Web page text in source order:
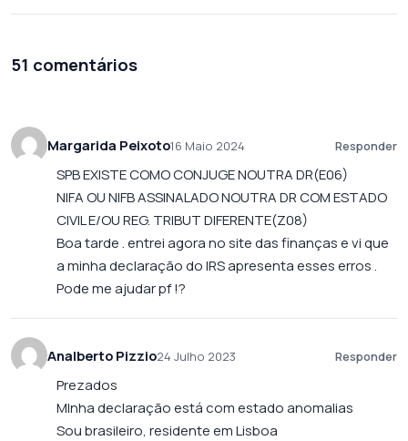
51 comentários
Margarida Peixoto16 Maio 2024 Responder
SPB EXISTE COMO CONJUGE NOUTRA DR(E06)
NIFA OU NIFB ASSINALADO NOUTRA DR COM ESTADO
CIVIL E/OU REG. TRIBUT DIFERENTE(Z08)
Boa tarde . entrei agora no site das finanças e vi que
a minha declaração do IRS apresenta esses erros .
Pode me ajudar pf !?
Analberto Pizzio24 Julho 2023 Responder
Prezados
MInha declaração está com estado anomalias
Sou brasileiro, residente em Lisboa